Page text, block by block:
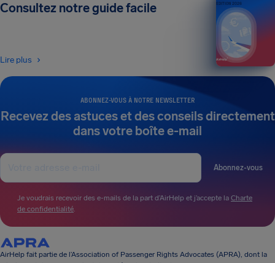
ABONNEZ-VOUS À NOTRE NEWSLETTER
Recevez des astuces et des conseils directement
dans votre boîte e-mail
Abonnez-vous
Je voudrais recevoir des e-mails de la part d’AirHelp et j’accepte la Charte
de confidentialité.
Consultez notre guide facile
Lire plus
ÉDITION 2026
AirHelp fait partie de l’Association of Passenger Rights Advocates (APRA), dont la